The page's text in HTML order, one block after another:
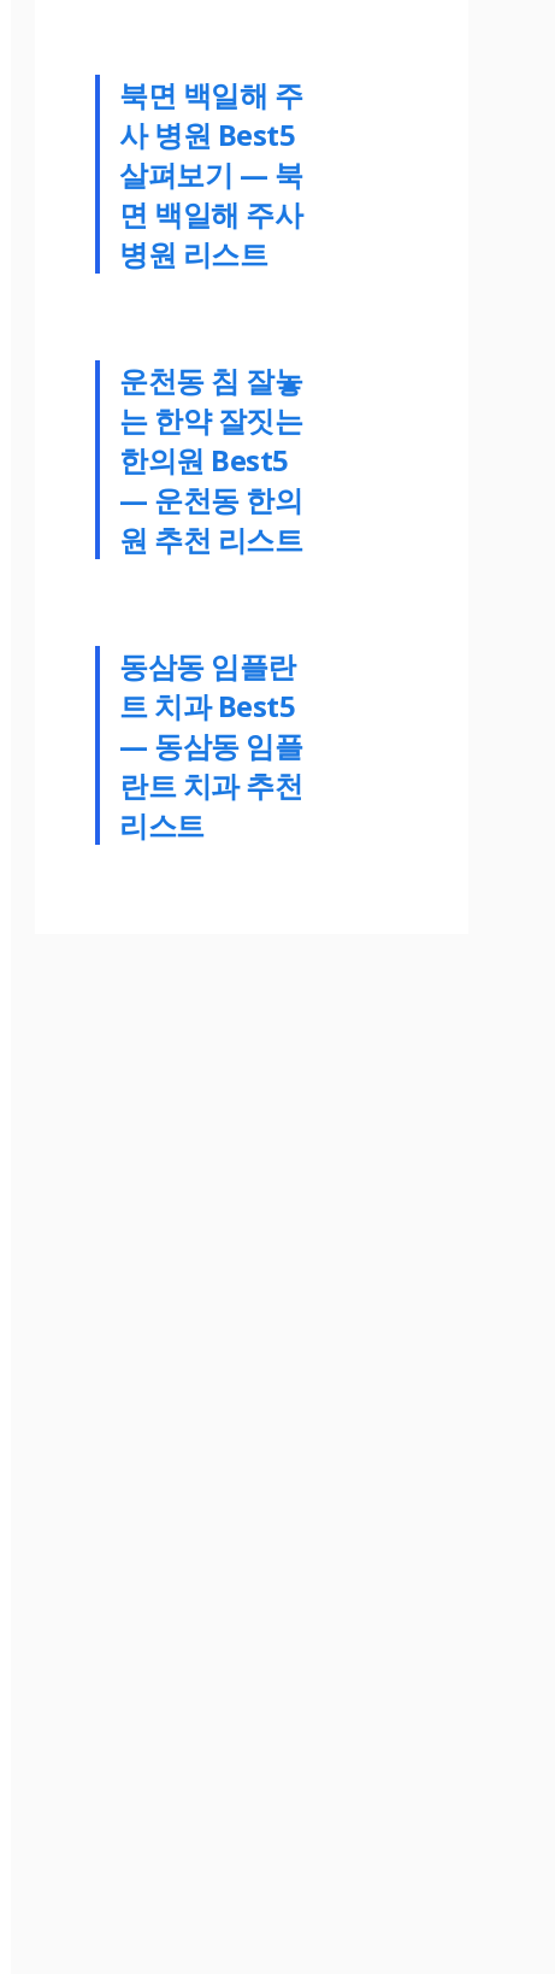
북면 백일해 주
사 병원 Best5
살펴보기 — 북
면 백일해 주사
병원 리스트
운천동 침 잘놓
는 한약 잘짓는
한의원 Best5
— 운천동 한의
원 추천 리스트
동삼동 임플란
트 치과 Best5
— 동삼동 임플
란트 치과 추천
리스트